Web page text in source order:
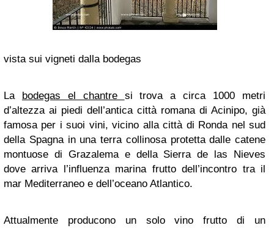
vista sui vigneti dalla bodegas
La bodegas el chantre si trova a circa 1000 metri
d’altezza ai piedi dell’antica città romana di Acinipo, già
famosa per i suoi vini, vicino alla città di Ronda nel sud
della Spagna in una terra collinosa protetta dalle catene
montuose di Grazalema e della Sierra de las Nieves
dove arriva l’influenza marina frutto dell’incontro tra il
mar Mediterraneo e dell’oceano Atlantico.
Attualmente producono un solo vino frutto di un